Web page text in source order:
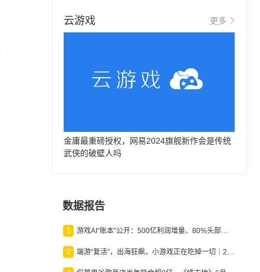
云游戏 更多
金庸最重磅授权，网易2024旗舰新作会是传统
武侠的破壁人吗
数据报告
1 游戏AI“账本”公开：500亿利润增量、80%头部入局，谁在闷声发财？
2 端游“复活”，出海狂飙，小游戏正在吃掉一切｜2026上半年产业报告